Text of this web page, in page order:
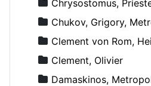
Chrysostomus,
Chukov, Grigory, Metropolit
Clement von Rom,
Clement, Olivier
Damaskinos,